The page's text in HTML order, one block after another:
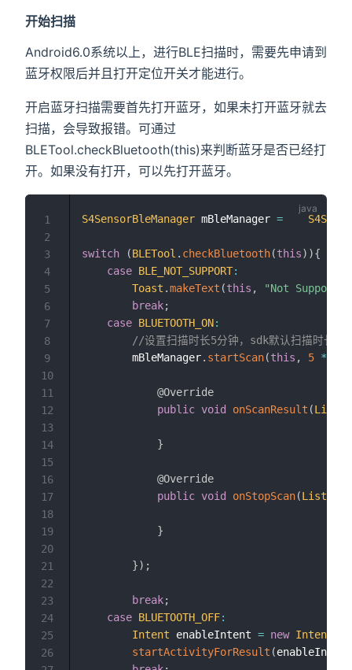
开始扫描
Android6.0系统以上，进行BLE扫描时，需要先申请到
蓝牙权限后并且打开定位开关才能进行。
开启蓝牙扫描需要首先打开蓝牙，如果未打开蓝牙就去
扫描，会导致报错。可通过
BLETool.checkBluetooth(this)来判断蓝牙是否已经打
开。如果没有打开，可以先打开蓝牙。
S4SensorBleManager mBleManager =
switch (BLETool . checkBluetooth(this) ){
case BLE_NOT_SUPPORT:
Toast .makeText (this ,
"Not Support
break;
case BLUETOOTH_ON:
//设置扫描时长5分钟，sdk默认扫描时长5
		mBleManager
. startScan(this , 5 *
@Override
public void onScanResult (List
}
@Override
public void onStopScan(List
}
}) ;
break;
case BLUETOOTH_OFF:
Intent enableIntent = new Intent
startActivityForResult (enableIntent
1
2
3
4
5
6
7
8
9
10
11
12
13
14
15
16
17
18
19
20
21
22
23
24
25
26